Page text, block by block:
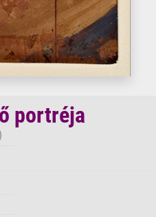
portréja